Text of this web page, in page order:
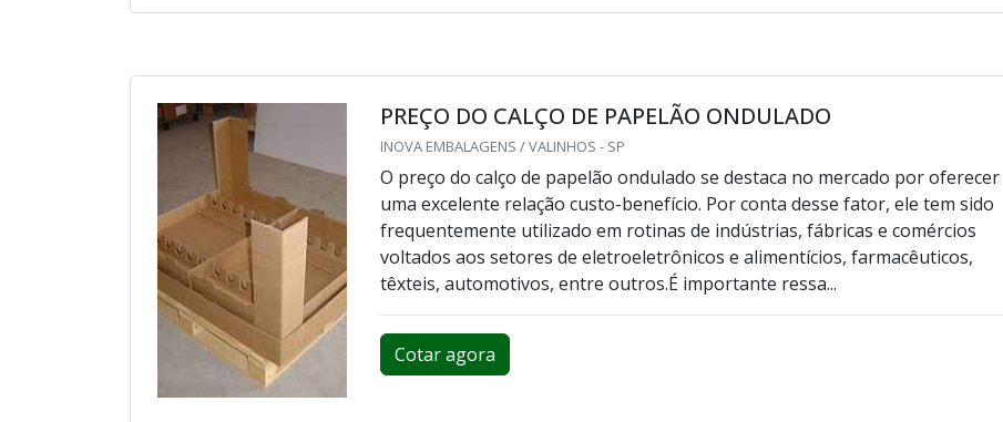
PREÇO DO CALÇO DE PAPELÃO ONDULADO
INOVA EMBALAGENS / VALINHOS - SP
O preço do calço de papelão ondulado se destaca no mercado por oferecer
uma excelente relação custo-benefício. Por conta desse fator, ele tem sido
frequentemente utilizado em rotinas de indústrias, fábricas e comércios
voltados aos setores de eletroeletrônicos e alimentícios, farmacêuticos,
têxteis, automotivos, entre outros.É importante ressa...
Cotar agora